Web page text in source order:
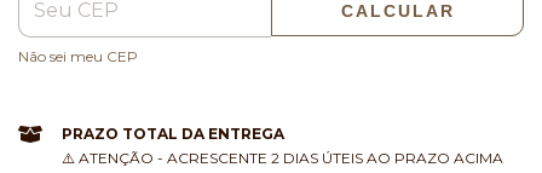
CALCULAR
Não sei meu CEP
PRAZO TOTAL DA ENTREGA
⚠️ ATENÇÃO - ACRESCENTE 2 DIAS ÚTEIS AO PRAZO ACIMA